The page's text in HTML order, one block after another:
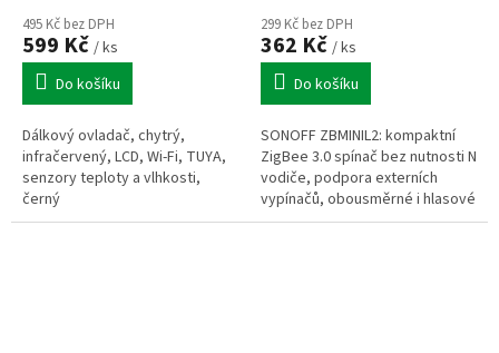
495 Kč bez DPH
599 Kč / ks
Do košíku
Dálkový ovladač, chytrý,
infračervený, LCD, Wi-Fi, TUYA,
senzory teploty a vlhkosti,
černý
299 Kč bez DPH
362 Kč / ks
Do košíku
SONOFF ZBMINIL2: kompaktní
ZigBee 3.0 spínač bez nutnosti N
vodiče, podpora externích
vypínačů, obousměrné i hlasové
ovládání (Alexa/Google). 100–